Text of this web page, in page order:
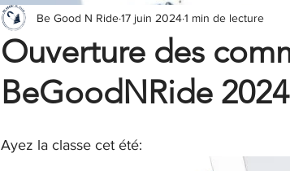
Ouverture des
BeGoodNRide
Be Good N Ride17 juin 20241 min de lecture
Ayez la classe cet été: